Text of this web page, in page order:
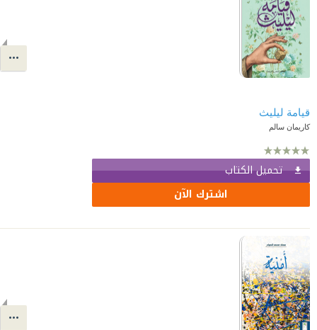
قيامة ليليث
كاريمان سالم
تحميل الكتاب
اشترك الآن